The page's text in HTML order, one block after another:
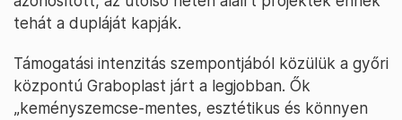
tehát a dupláját kapják.
Támogatási intenzitás szempontjából közülük a győri
központú Graboplast járt a legjobban. Ők
„keményszemcse-mentes, esztétikus és könnyen